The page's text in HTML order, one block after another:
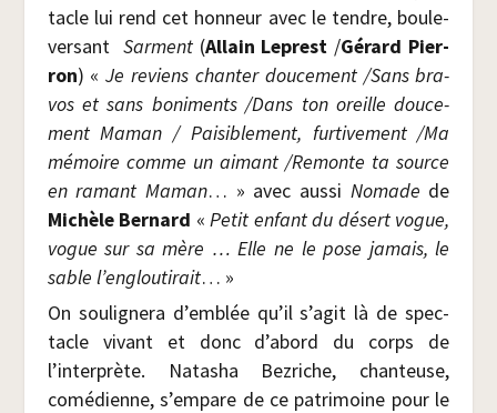
tacle lui rend cet hon­neur avec le tendre, bou­le­
ver­sant Sar­ment(Allain Leprest /​Gérard Pier­
ron) «Je reviens chan­ter dou­ce­ment /​Sans bra­
vos et sans boni­ments /​Dans ton oreille dou­ce­
ment Maman / Pai­si­ble­ment, fur­ti­ve­ment /​Ma
mémoire comme un aimant /​Remonte ta source
en ramant Maman… » avec aus­si Nomade de
Michèle Ber­nard «Petit enfant du désert vogue,
vogue sur sa mère … Elle ne le pose jamais, le
sable l’engloutirait… »
On sou­li­gne­ra d’emblée qu’il s’agit là de spec­
tacle vivant et donc d’abord du corps de
l’interprète. Nata­sha Bez­riche, chan­teuse,
comé­dienne, s’empare de ce patri­moine pour le